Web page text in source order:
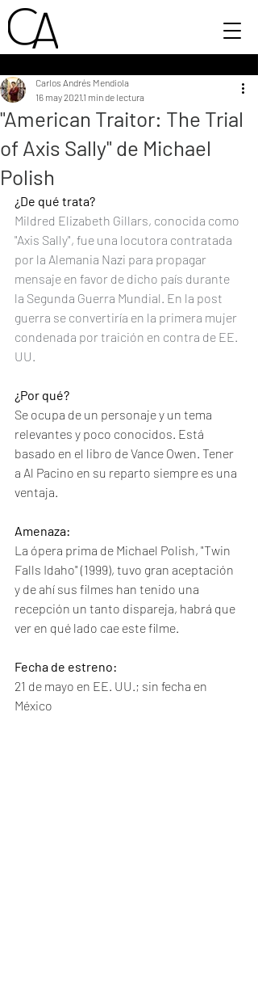
"American Traitor: The Trial
of Axis Sally" de Michael
Polish
Carlos Andrés Mendiola
16 may 2021 1 min de lectura
¿De qué trata?
Mildred Elizabeth Gillars, conocida como
"Axis Sally", fue una locutora contratada
por la Alemania Nazi para propagar
mensaje en favor de dicho país durante
la Segunda Guerra Mundial. En la post
guerra se convertiría en la primera mujer
condenada por traición en contra de EE.
UU.
¿Por qué?
Se ocupa de un personaje y un tema
relevantes y poco conocidos. Está
basado en el libro de Vance Owen. Tener
a Al Pacino en su reparto siempre es una
ventaja.
Amenaza:
La ópera prima de Michael Polish, "Twin
Falls Idaho" (1999), tuvo gran aceptación
y de ahí sus filmes han tenido una
recepción un tanto dispareja, habrá que
ver en qué lado cae este filme.
Fecha de estreno:
21 de mayo en EE. UU.; sin fecha en
México